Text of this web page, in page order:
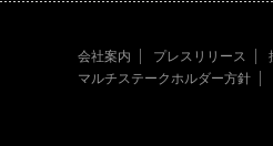
会社案内 プレスリリース
マルチステークホルダー方針